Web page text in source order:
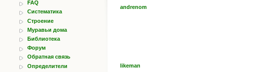
FAQ
Систематика
Строение
Муравьи дома
Библиотека
Форум
Обратная связь
Определители
andrenom
likeman